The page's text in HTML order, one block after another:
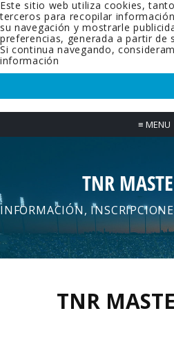
Este sitio web utiliza cookies,
terceros para recopilar
su navegación y mostrarle
preferencias, generada a partir de
Si continua navegando,
información
≡ MENU
TNR
INFORMACIÓN,
TNR